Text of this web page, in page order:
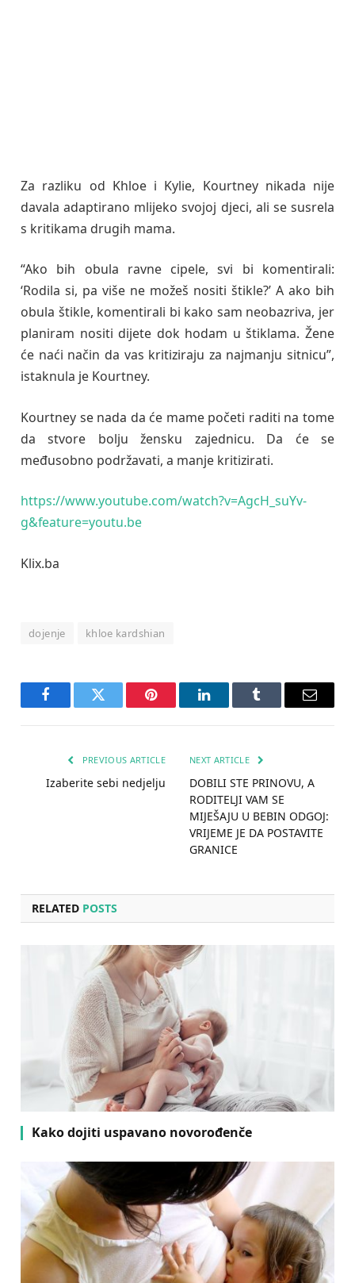
Za razliku od Khloe i Kylie, Kourtney nikada nije
davala adaptirano mlijeko svojoj djeci, ali se susrela
s kritikama drugih mama.
“Ako bih obula ravne cipele, svi bi komentirali:
‘Rodila si, pa više ne možeš nositi štikle?’ A ako bih
obula štikle, komentirali bi kako sam neobazriva, jer
planiram nositi dijete dok hodam u štiklama. Žene
će naći način da vas kritiziraju za najmanju sitnicu”,
istaknula je Kourtney.
Kourtney se nada da će mame početi raditi na tome
da stvore bolju žensku zajednicu. Da će se
međusobno podržavati, a manje kritizirati.
https://www.youtube.com/watch?v=AgcH_suYv-
g&feature=youtu.be
Klix.ba
dojenje khloe kardshian
FacebookTwitter Pinterest LinkedInTumblr Email
PREVIOUS ARTICLE
Izaberite sebi nedjelju
NEXT ARTICLE
DOBILI STE PRINOVU, A
RODITELJI VAM SE
MIJEŠAJU U BEBIN ODGOJ:
VRIJEME JE DA POSTAVITE
GRANICE
RELATED POSTS
Kako dojiti uspavano novorođenče